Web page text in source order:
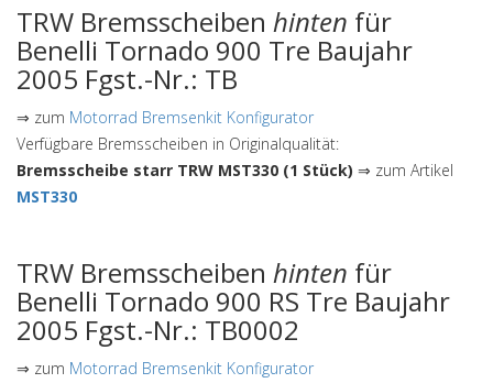
TRW Bremsscheiben hinten für
Benelli Tornado 900 Tre Baujahr
2005 Fgst.-Nr.: TB
⇒ zum Motorrad Bremsenkit Konfigurator
Verfügbare Bremsscheiben in Originalqualität:
Bremsscheibe starr TRW MST330 (1 Stück) ⇒ zum Artikel
MST330
TRW Bremsscheiben hinten für
Benelli Tornado 900 RS Tre Baujahr
2005 Fgst.-Nr.: TB0002
⇒ zum Motorrad Bremsenkit Konfigurator